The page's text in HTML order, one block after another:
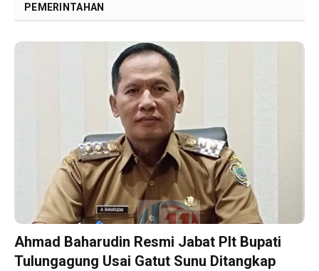
PEMERINTAHAN
Ahmad Baharudin Resmi Jabat Plt Bupati
Tulungagung Usai Gatut Sunu Ditangkap